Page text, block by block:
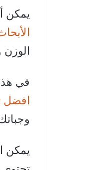
يمكن
في
افضل
يمكن